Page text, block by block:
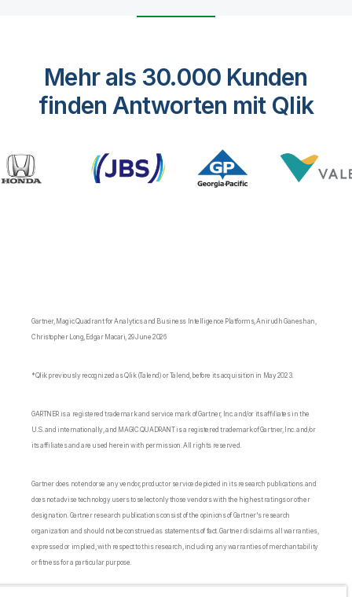
Mehr als 30.000 Kunden
finden Antworten mit Qlik
Gartner, Magic Quadrant for Analytics and Business Intelligence Platforms, Anirudh Ganeshan,
Christopher Long, Edgar Macari, 29 June 2026
*Qlik previously recognized as Qlik (Talend) or Talend, before its acquisition in May 2023.
GARTNER is a registered trademark and service mark of Gartner, Inc. and/or its affiliates in the
U.S. and internationally, and MAGIC QUADRANT is a registered trademark of Gartner, Inc. and/or
its affiliates and are used herein with permission. All rights reserved.
Gartner does not endorse any vendor, product or service depicted in its research publications and
does not advise technology users to select only those vendors with the highest ratings or other
designation. Gartner research publications consist of the opinions of Gartner's research
organization and should not be construed as statements of fact. Gartner disclaims all warranties,
expressed or implied, with respect to this research, including any warranties of merchantability
or fitness for a particular purpose.